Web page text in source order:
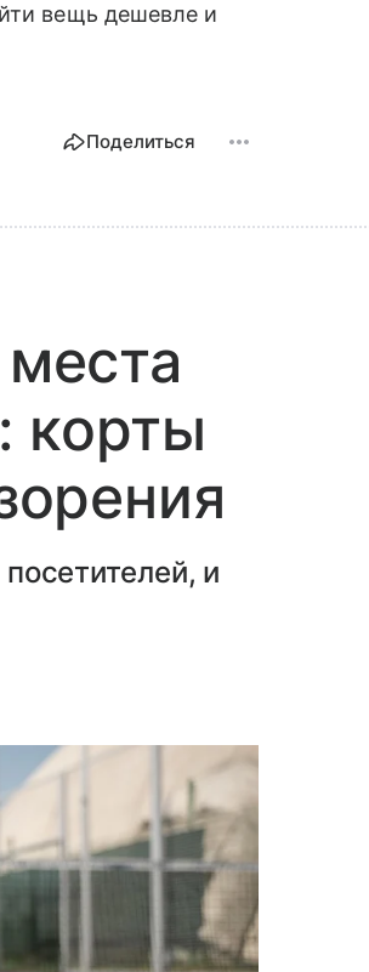
вещь дешевле и
Поделиться
корты
и